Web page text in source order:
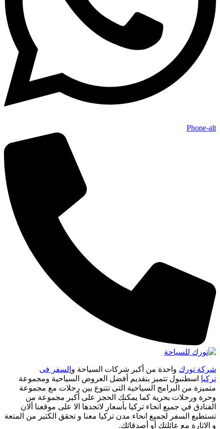
Phone-alt
شركة تورك واحدة من أكبر شركات السياحة و السفر فى
تركيا اسطنبول تتميز بتقديم أفضل العروض السياحية ومجموعة
متميزة من البرامج السياحية التى تتنوع بين رحلات مع مجموعة
وحرة ورحلات بحرية كما يمكنك الحجز على أكبر مجموعة من
الفنادق في جميع انحاء تركيا بأسعار لاتجدها الا على موقعنا ألان
تستطيع السفر لجميع انحاء مدن تركيا معنا و تحقق الكثير من المتعة
و الاثارة مع عائلتك أو أصدقائك.